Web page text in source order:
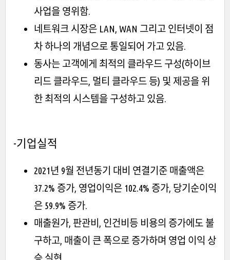
사업을 영위함.
네트워크 시장은 LAN, WAN 그리고 인터넷이 점
차 하나의 개념으로 통일되어 가고 있음.
동사는 고객에게 최적의 클라우드 구성(하이브
리드 클라우드, 멀티 클라우드 등) 및 제공을 위
한 최적의 시스템을 구성하고 있음.
-기업실적
2021년 9월 전년동기 대비 연결기준 매출액은
37.2% 증가, 영업이익은 102.4% 증가, 당기순이익
은 59.9% 증가.
매출원가, 판관비, 인건비등 비용의 증가에도 불
구하고, 매출이 큰 폭으로 증가하며 영업 이익 상